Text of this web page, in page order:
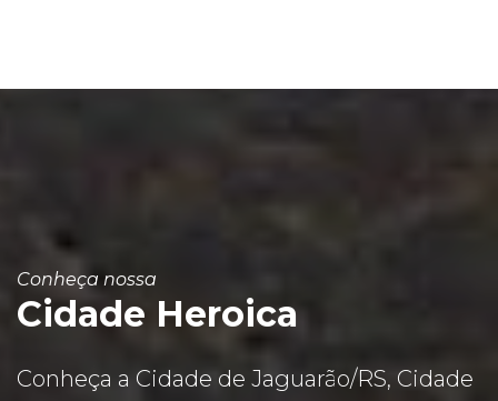
Conheça nossa
Cidade Heroica
Conheça a Cidade de Jaguarão/RS, Cidade